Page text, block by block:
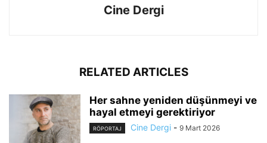
Cine Dergi
RELATED ARTICLES
Her sahne yeniden düşünmeyi ve
hayal etmeyi gerektiriyor
RÖPORTAJ Cine Dergi - 9 Mart 2026